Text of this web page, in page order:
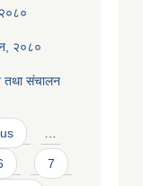
२०८०
तथा संचालन
7